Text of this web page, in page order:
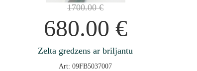
1700.00€
680.00 €
Zelta gredzens ar briljantu
Art: 09FB5037007